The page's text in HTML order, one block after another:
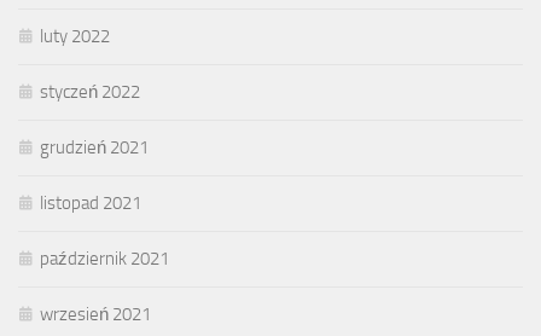
luty 2022
styczeń 2022
grudzień 2021
listopad 2021
październik 2021
wrzesień 2021